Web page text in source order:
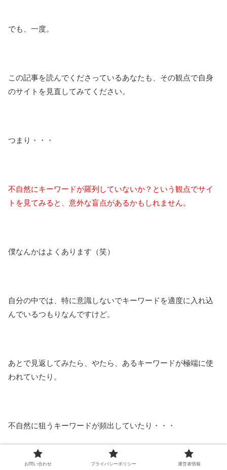
でも、一度。
この記事を読んでくださっているあなたも、その観点で自身
のサイトを見直してみてください。
つまり・・・
不自然にキーワードが羅列していないか？という観点でサイ
トを見てみると、意外な盲点があるかもしれません。
僕なんかはよくあります（笑）
自分の中では、特に意識しないでキーワードを適度に入れ込
んでいるつもりなんですけど。
あとで見返してみたら、やたら、あるキーワードが極端に使
われていたり。
不自然に狙うキーワードが頻出していたり・・・
お問い合わせ プライバシーポリシー 運営者情報